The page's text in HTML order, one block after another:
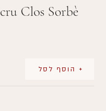
cru Clos Sorbè
+ הוסף לסל